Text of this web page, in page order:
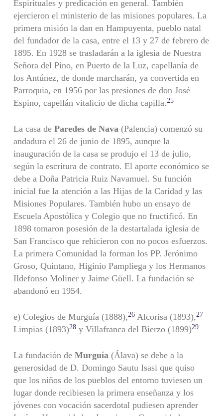
Espirituales y predicación en general. También
ejercieron el ministerio de las misiones populares. La
primera misión la dan en Hampuyenta, pueblo natal
del fundador de la casa, entre el 13 y 27 de febrero de
1895. En 1928 se trasladarán a la iglesia de Nuestra
Señora del Pino, en Puerto de la Luz, capellanía de
los Antúnez, de donde marcharán, ya convertida en
Parroquia, en 1956 por las presiones de don José
Espino, capellán vitalicio de dicha capilla. 25
La casa de Paredes de Nava(Palencia) comenzó su
andadura el 26 de junio de 1895, aunque la
inauguración de la casa se produjo el 13 de julio,
según la escritura de contrato. El aporte económico se
debe a Doña Patricia Ruiz Navamuel. Su función
inicial fue la atención a las Hijas de la Caridad y las
Misiones Populares. También hubo un ensayo de
Escuela Apostólica y Colegio que no fructificó. En
1898 tomaron posesión de la destartalada iglesia de
San Francisco que rehicieron con no pocos esfuerzos.
La primera Comunidad la forman los PP. Jerónimo
Groso, Quintano, Higinio Pampliega y los Hermanos
Ildefonso Moliner y Jaime Güell. La fundación se
abandonó en 1954.
e) Colegios de Murguía (1888),26Alcorisa (1893),27
Limpias (1893)28y Villafranca del Bierzo (1899)29
La fundación de Murguía(Álava) se debe a la
generosidad de D. Domingo Sautu Isasi que quiso
que los niños de los pueblos del entorno tuviesen un
lugar donde recibiesen la primera enseñanza y los
jóvenes con vocación sacerdotal pudiesen aprender